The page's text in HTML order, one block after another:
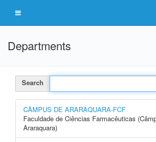
Departments
Search
CÂMPUS DE ARARAQUARA-FCF
Faculdade de Ciências Farmacêuticas
Araraquara)